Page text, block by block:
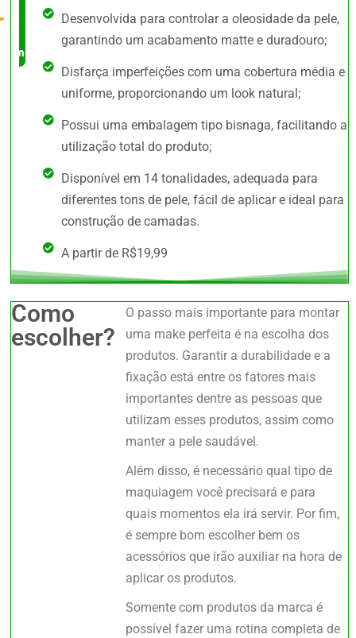
no
mercado
Desenvolvida para controlar a oleosidade da pele,
garantindo um acabamento matte e duradouro;
Disfarça imperfeições com uma cobertura média e
uniforme, proporcionando um look natural;
Possui uma embalagem tipo bisnaga, facilitando a
utilização total do produto;
Disponível em 14 tonalidades, adequada para
diferentes tons de pele, fácil de aplicar e ideal para
construção de camadas.
A partir de R$19,99
Como
escolher?
O passo mais importante para montar
uma make perfeita é na escolha dos
produtos. Garantir a durabilidade e a
fixação está entre os fatores mais
importantes dentre as pessoas que
utilizam esses produtos, assim como
manter a pele saudável.
Além disso, é necessário qual tipo de
maquiagem você precisará e para
quais momentos ela irá servir. Por fim,
é sempre bom escolher bem os
acessórios que irão auxiliar na hora de
aplicar os produtos.
Somente com produtos da marca é
possível fazer uma rotina completa de